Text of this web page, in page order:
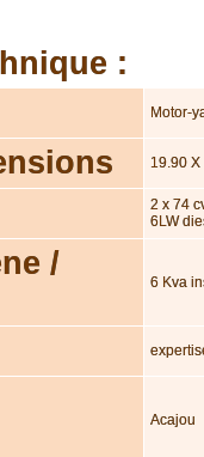
:
Motor-
19.90 X
2 x 74
6LW
/
6 Kva
Acajou